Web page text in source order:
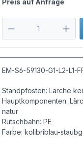
Preis auf Anfrage
EM-S6-59130-G1-L2-L1-
Standpfosten: Lärche
Hauptkomponenten:
natur
Rutschbahn: PE
Farbe: kolibriblau-